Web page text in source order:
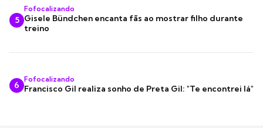
5
Fofocalizando
Gisele Bündchen encanta fãs ao mostrar filho durante
treino
6
Fofocalizando
Francisco Gil realiza sonho de Preta Gil: "Te encontrei lá"